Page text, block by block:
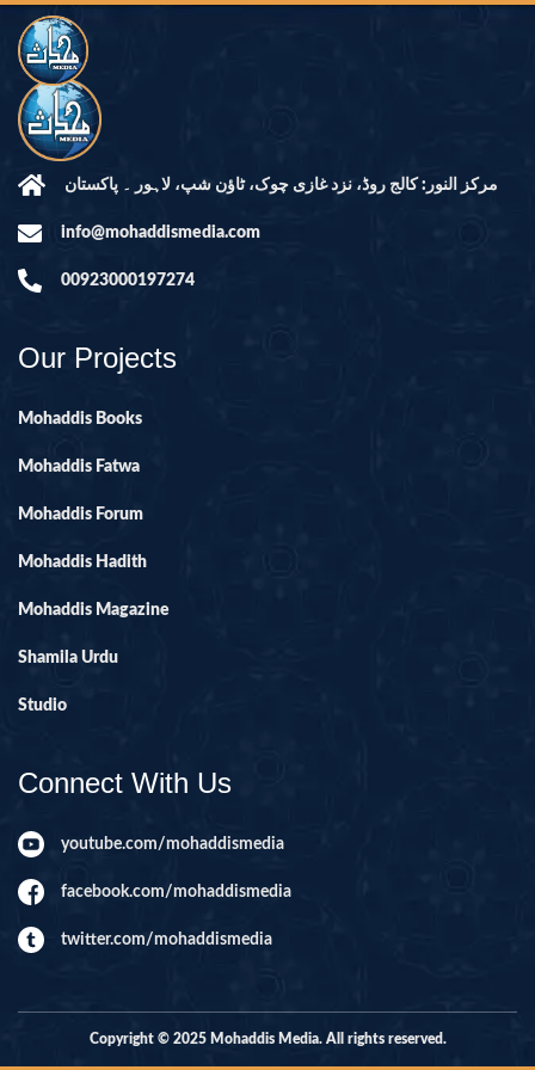
مرکز النور: کالج روڈ، نزد غازی چوک، ٹاؤن شپ، لاہور ۔ پاکستان
info@mohaddismedia.com
00923000197274
Our Projects
Mohaddis Books
Mohaddis Fatwa
Mohaddis Forum
Mohaddis Hadith
Mohaddis Magazine
Shamila Urdu
Studio
Connect With Us
youtube.com/mohaddismedia
facebook.com/mohaddismedia
twitter.com/mohaddismedia
Copyright © 2025 Mohaddis Media. All rights reserved.